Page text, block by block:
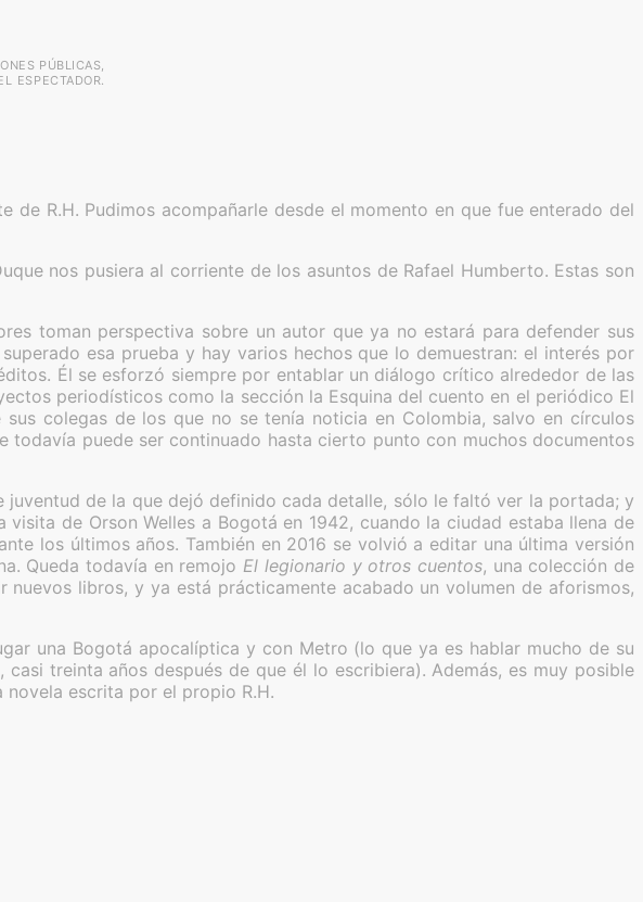
PÚBLICAS,
ESPECTADOR.
R.H. Pudimos acompañarle desde el momento en que fue enterado del
nos pusiera al corriente de los asuntos de Rafael Humberto. Estas son
toman perspectiva sobre un autor que ya no estará para defender sus
esa prueba y hay varios hechos que lo demuestran: el interés por
Él se esforzó siempre por entablar un diálogo crítico alrededor de las
periodísticos como la sección la Esquina del cuento en el periódico El
colegas de los que no se tenía noticia en Colombia, salvo en círculos
puede ser continuado hasta cierto punto con muchos documentos
juventud de la que dejó definido cada detalle, sólo le faltó ver la portada; y
visita de Orson Welles a Bogotá en 1942, cuando la ciudad estaba llena de
los últimos años. También en 2016 se volvió a editar una última versión
Queda todavía en remojo El legionario y otros cuentos, una colección de
libros, y ya está prácticamente acabado un volumen de aforismos,
una Bogotá apocalíptica y con Metro (lo que ya es hablar mucho de su
treinta años después de que él lo escribiera). Además, es muy posible
escrita por el propio R.H.